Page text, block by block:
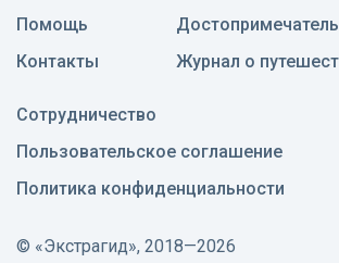
Помощь
Контакты
Журнал о
Сотрудничество
Пользовательское соглашение
Политика конфиденциальности
© «Экстрагид», 2018—2026